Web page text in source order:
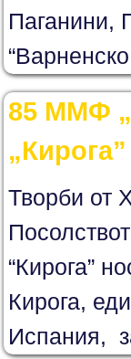
Паганини,
85 ММФ
Творби от
“Кирога”
Кирога,
Испания,